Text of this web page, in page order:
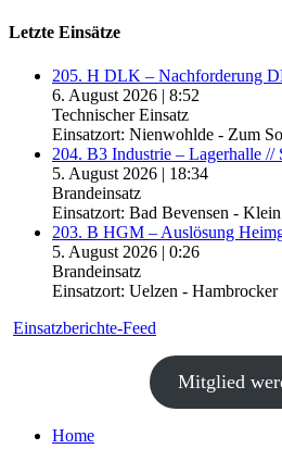
Letzte Einsätze
205. H DLK – Nachforderung
6. August 2026 | 8:52
Technischer Einsatz
Einsatzort: Nienwohlde - Zum
204. B3 Industrie – Lagerhalle
5. August 2026 | 18:34
Brandeinsatz
Einsatzort: Bad Bevensen -
203. B HGM – Auslösung
5. August 2026 | 0:26
Brandeinsatz
Einsatzort: Uelzen - Hambrocker
Einsatzberichte-Feed
Mitglied
Home